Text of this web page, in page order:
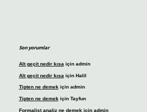
Son yorumlar
Alt geçit nedir kısa için admin
Alt geçit nedir kısa için Halil
Tipten ne demekiçin admin
Tipten ne demek için Tayfun
Formalist analiz ne demek için admin